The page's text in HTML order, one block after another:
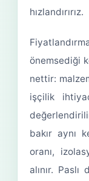
hızlandırırız.
önemsediği
nettir:
işçilik
bakır aynı
oranı,
alınır.